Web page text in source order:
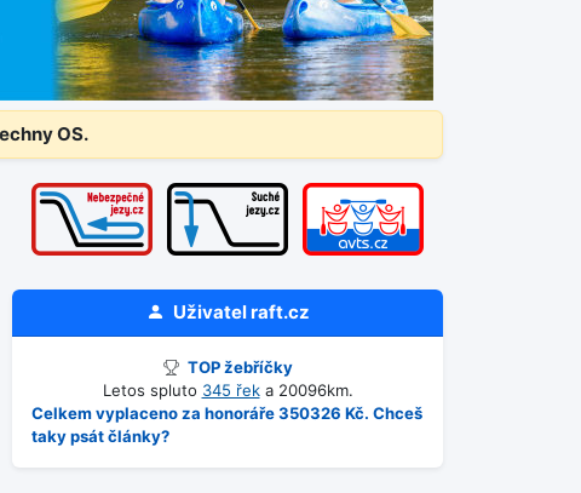
OS.
Uživatelraft.cz
TOP žebříčky
Letos spluto 345 řeka 20096km.
Celkem vyplaceno za honoráře 350326 Kč. Chceš
taky psát články?